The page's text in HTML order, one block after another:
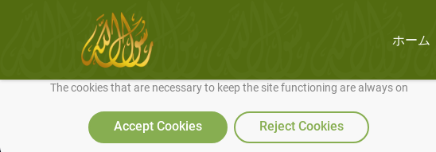
We use cookies to make our site work well for you and so we can continually improve it.
The cookies that are necessary to keep the site functioning are always on
Accept Cookies Reject Cookies
ホーム